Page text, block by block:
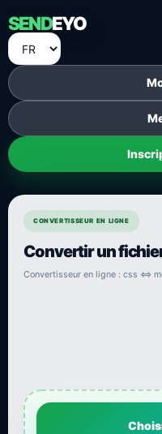
SENDEYO
CONVERTISSEUR EN LIGNE
Convertir un
Convertisseur en ligne : css ⇔